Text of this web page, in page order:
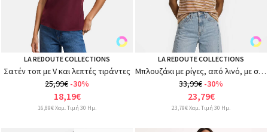
LA REDOUTE COLLECTIONS
Σατέν τοπ με V και λεπτές τιράντες
25,99€ -30%
18,19€
16,89€ Χαμ. Τιμή 30 Ημ.
LA REDOUTE COLLECTIONS
Μπλουζάκι με ρίγες, από λινό, με στρογγυλή λαιμόκοψη, κοντομάνικο
33,99€ -30%
23,79€
23,79€ Χαμ. Τιμή 30 Ημ.